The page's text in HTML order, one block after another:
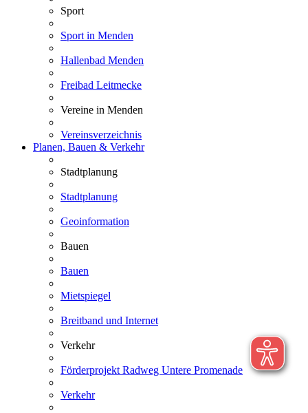
Sport
Sport in Menden
Hallenbad Menden
Freibad Leitmecke
Vereine in Menden
Vereinsverzeichnis
Planen, Bauen & Verkehr
Stadtplanung
Stadtplanung
Geoinformation
Bauen
Bauen
Mietspiegel
Breitband und Internet
Verkehr
Förderprojekt Radweg Untere Promenade
Verkehr